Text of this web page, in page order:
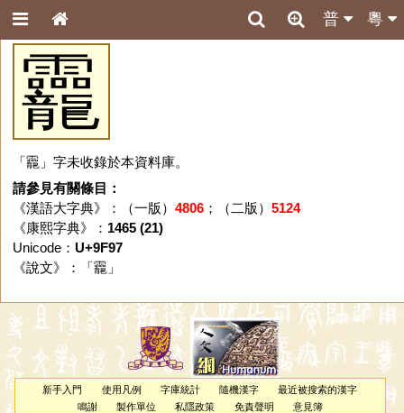
粵
普
龗
「龗」字未收錄於本資料庫。
請參見有關條目：
《漢語大字典》：（一版） 4806；（二版） 5124
《康熙字典》： 1465 (21)
Unicode： U+9F97
《說文》：「 龗」
新手入門 使用凡例 字庫統計 隨機漢字
最近被搜索的漢字
鳴謝
製作單位 私隱政策 免責聲明 意見簿